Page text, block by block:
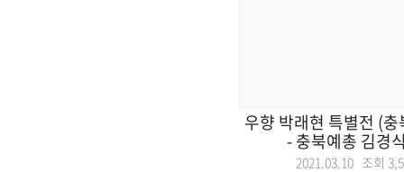
우향 박래현 특별전 (
- 충북예총 김경
2021.03.10 조회